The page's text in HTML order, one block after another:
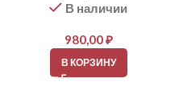
В наличии
980,00₽
В КОРЗИНУ